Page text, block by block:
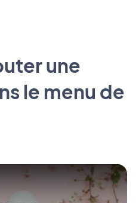
une
le menu de